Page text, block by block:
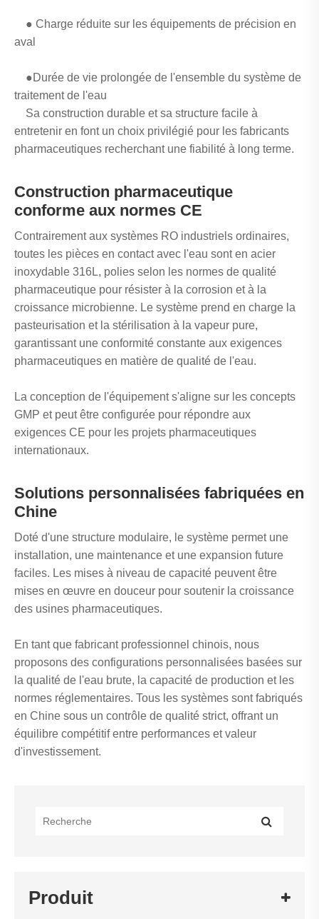
● Charge réduite sur les équipements de précision en
aval
●Durée de vie prolongée de l'ensemble du système de
traitement de l'eau
Sa construction durable et sa structure facile à
entretenir en font un choix privilégié pour les fabricants
pharmaceutiques recherchant une fiabilité à long terme.
Construction pharmaceutique
conforme aux normes CE
Contrairement aux systèmes RO industriels ordinaires,
toutes les pièces en contact avec l'eau sont en acier
inoxydable 316L, polies selon les normes de qualité
pharmaceutique pour résister à la corrosion et à la
croissance microbienne. Le système prend en charge la
pasteurisation et la stérilisation à la vapeur pure,
garantissant une conformité constante aux exigences
pharmaceutiques en matière de qualité de l'eau.
La conception de l'équipement s'aligne sur les concepts
GMP et peut être configurée pour répondre aux
exigences CE pour les projets pharmaceutiques
internationaux.
Solutions personnalisées fabriquées en
Chine
Doté d'une structure modulaire, le système permet une
installation, une maintenance et une expansion future
faciles. Les mises à niveau de capacité peuvent être
mises en œuvre en douceur pour soutenir la croissance
des usines pharmaceutiques.
En tant que fabricant professionnel chinois, nous
proposons des configurations personnalisées basées sur
la qualité de l'eau brute, la capacité de production et les
normes réglementaires. Tous les systèmes sont fabriqués
en Chine sous un contrôle de qualité strict, offrant un
équilibre compétitif entre performances et valeur
d'investissement.
Produit